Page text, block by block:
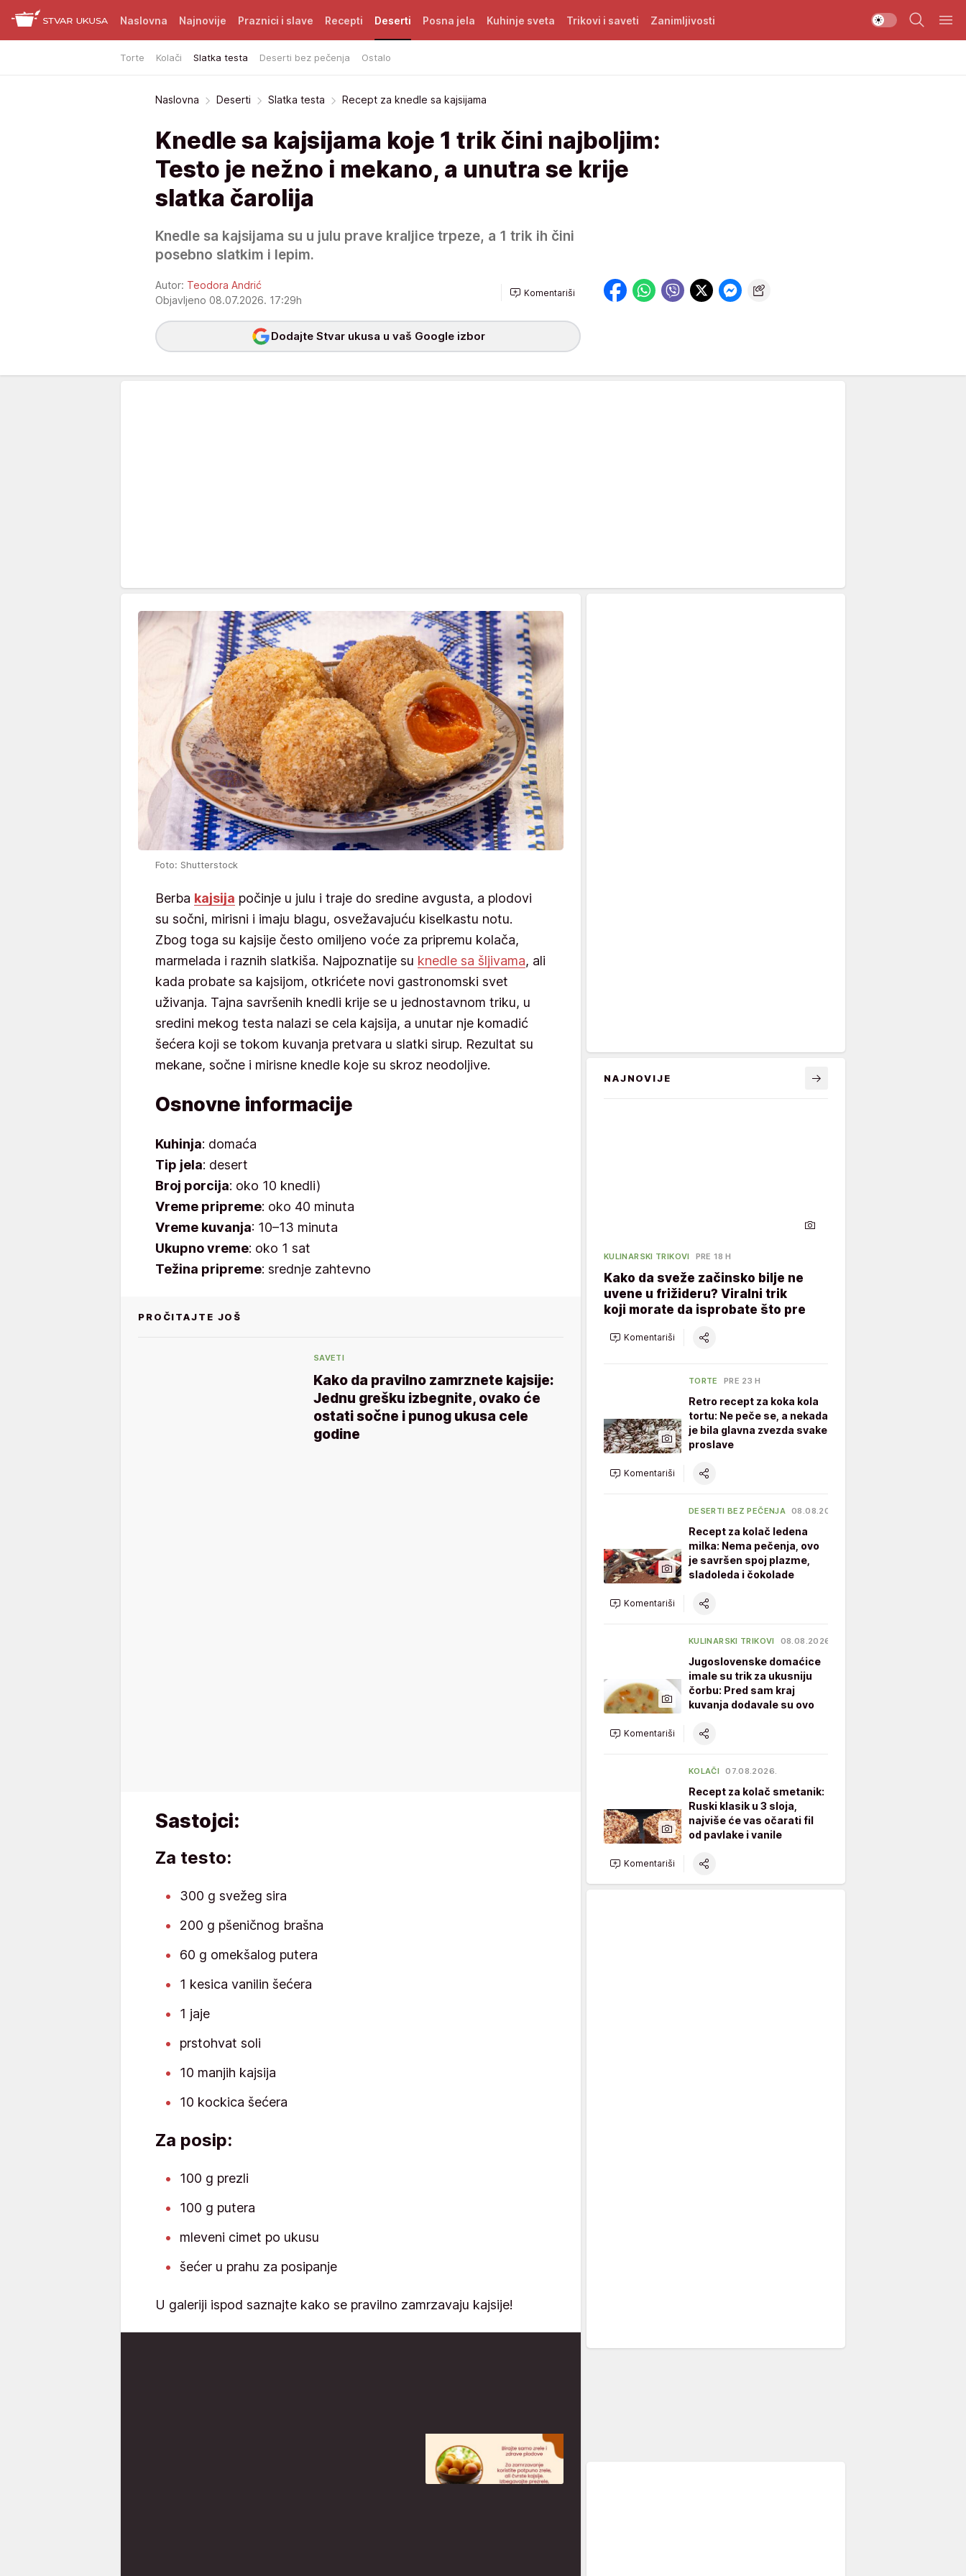
Naslovna Najnovije Praznici i slave Recepti Deserti
Torte Kolači Slatka testa Deserti bez pečenja Ostalo
Posna jela Kuhinje sveta Trikovi i saveti Zanimljivosti
Naslovna Deserti Slatka testa Recept za knedle sa kajsijama
Knedle sa kajsijama koje 1 trik čini najboljim:
Testo je nežno i mekano, a unutra se krije
slatka čarolija
Knedle sa kajsijama su u julu prave kraljice trpeze, a 1 trik ih čini
posebno slatkim i lepim.
Autor: Teodora Andrić
Objavljeno 08.07.2026. 17:29h
Komentariši
Dodajte Stvar ukusa u vaš Google izbor
Foto: Shutterstock
Berba kajsija počinje u julu i traje do sredine avgusta, a plodovi
su sočni, mirisni i imaju blagu, osvežavajuću kiselkastu notu.
Zbog toga su kajsije često omiljeno voće za pripremu kolača,
marmelada i raznih slatkiša. Najpoznatije su knedle sa šljivama, ali
kada probate sa kajsijom, otkrićete novi gastronomski svet
uživanja. Tajna savršenih knedli krije se u jednostavnom triku, u
sredini mekog testa nalazi se cela kajsija, a unutar nje komadić
šećera koji se tokom kuvanja pretvara u slatki sirup. Rezultat su
mekane, sočne i mirisne knedle koje su skroz neodoljive.
Osnovne informacije
Kuhinja: domaća
Tip jela: desert
Broj porcija: oko 10 knedli)
Vreme pripreme: oko 40 minuta
Vreme kuvanja: 10–13 minuta
Ukupno vreme: oko 1 sat
Težina pripreme: srednje zahtevno
PROČITAJTE JOŠ
SAVETI
Kako da pravilno zamrznete kajsije:
Jednu grešku izbegnite, ovako će
ostati sočne i punog ukusa cele
godine
Sastojci:
Za testo:
300 g svežeg sira
200 g pšeničnog brašna
60 g omekšalog putera
1 kesica vanilin šećera
1 jaje
prstohvat soli
10 manjih kajsija
10 kockica šećera
Za posip:
100 g prezli
100 g putera
mleveni cimet po ukusu
šećer u prahu za posipanje
U galeriji ispod saznajte kako se pravilno zamrzavaju kajsije!
NAJNOVIJE
KULINARSKI TRIKOVI PRE 18 H
Kako da sveže začinsko bilje ne
uvene u frižideru? Viralni trik
koji morate da isprobate što pre
Komentariši
TORTE PRE 23 H
Retro recept za koka kola
tortu: Ne peče se, a nekada
je bila glavna zvezda svake
proslave
Komentariši
DESERTI BEZ PEČENJA 08.08.2026.
Recept za kolač ledena
milka: Nema pečenja, ovo
je savršen spoj plazme,
sladoleda i čokolade
Komentariši
KULINARSKI TRIKOVI 08.08.2026.
Jugoslovenske domaćice
imale su trik za ukusniju
čorbu: Pred sam kraj
kuvanja dodavale su ovo
Komentariši
KOLAČI 07.08.2026.
Recept za kolač smetanik:
Ruski klasik u 3 sloja,
najviše će vas očarati fil
od pavlake i vanile
Komentariši